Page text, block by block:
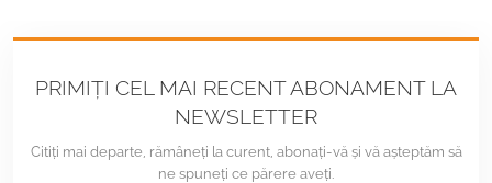
PRIMIȚI CEL MAI RECENT ABONAMENT LA
NEWSLETTER
Citiți mai departe, rămâneți la curent, abonați-vă și vă așteptăm să
ne spuneți ce părere aveți.